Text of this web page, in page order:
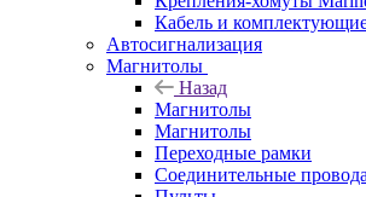
Кабель и
Автосигнализация
Магнитолы
Назад
Магнитолы
Магнитолы
Переходные рамки
Соединительные